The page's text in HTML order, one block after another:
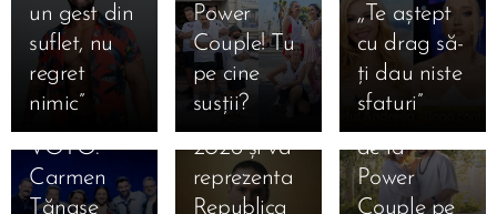
un gest din
suflet, nu
regret
nimic”
Power
Couple! Tu
pe cine
susții?
,,Te aștept
cu drag să-
ți dau niste
sfaturi”
din 23
ianuarie
2026 la
PRO TV și
VOYO.
Carmen
Tănase
câștigat
Selecția
Națională
Eurovision
2026 și va
reprezenta
Republica
Nick și
Cătălina
au fost
eliminați
de la
Power
Couple pe
14.01.2026
România
își caută
pe 13
ianuarie
2026:
Andreea
Boldeanu,
femeia
care a mers
11.01.2026
Șoc la
Survivor